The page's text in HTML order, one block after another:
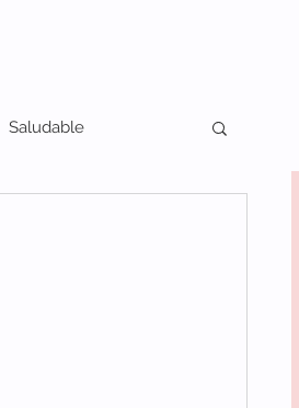
Saludable